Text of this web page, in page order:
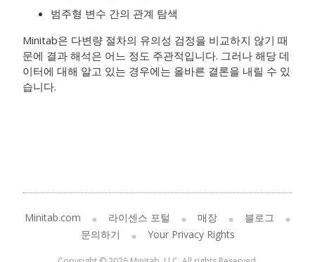
범주형 변수 간의 관계 탐색
Minitab은 다변량 절차의 유의성 검정을 비교하지 않기 때
문에 결과 해석은 어느 정도 주관적입니다. 그러나 해당 데
이터에 대해 알고 있는 경우에는 올바른 결론을 내릴 수 있
습니다.
Minitab.com 라이센스 포털 매장
블로그
문의하기
Your Privacy Rights